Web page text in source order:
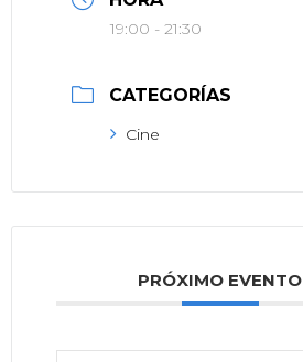
19:00 - 21:30
CATEGORÍAS
Cine
PRÓXIMO EVENTO